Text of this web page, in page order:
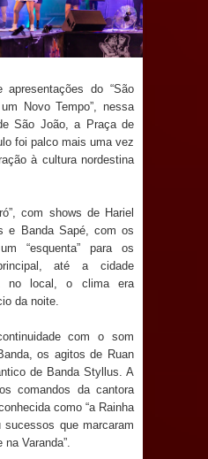
oxigênio do Estado
de Direito – Bacharela
inédita no mundo
temas polêmicos;
Sapé promove
Neon com ações de
sobre saúde bucal
gestão municipal
do mês de julho
apresentações do “São
Novo Tempo”, nessa
São João, a Praça de
foi palco mais uma vez
à cultura nordestina
com shows de Hariel
e Banda Sapé, com os
“esquenta” para os
até a cidade
no local, o clima era
da noite.
com o som
os agitos de Ruan
de Banda Styllus. A
comandos da cantora
como “a Rainha
sucessos que marcaram
na Varanda”.